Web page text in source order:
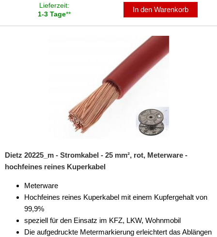
Lieferzeit:
1-3 Tage**
In den Warenkorb
Dietz 20225_m - Stromkabel - 25 mm², rot, Meterware -
hochfeines reines Kuperkabel
Meterware
Hochfeines reines Kuperkabel mit einem Kupfergehalt von
99,9%
speziell für den Einsatz im KFZ, LKW, Wohnmobil
Die aufgedruckte Metermarkierung erleichtert das Ablängen